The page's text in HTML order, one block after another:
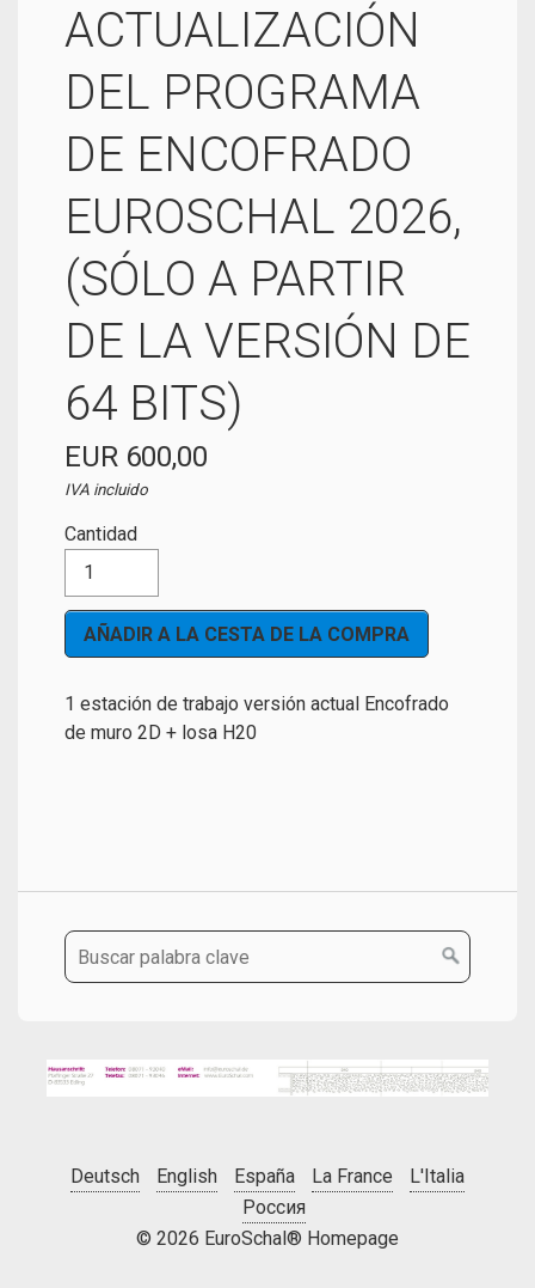
ACTUALIZACIÓN
DEL PROGRAMA
DE ENCOFRADO
EUROSCHAL 2026,
(SÓLO A PARTIR
DE LA VERSIÓN DE
64 BITS)
EUR 600,00
IVA incluido
Cantidad
1 estación de trabajo versión actual Encofrado
de muro 2D + losa H20
Deutsch English España La France
L'Italia
Россия
© 2026 EuroSchal® Homepage